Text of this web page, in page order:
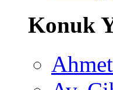
Konuk